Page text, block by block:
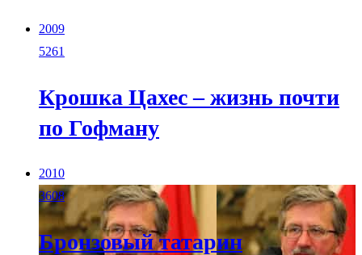
2009
5261
Крошка Цахес – жизнь почти
по Гофману
2010
3608
Бронзовый татарин